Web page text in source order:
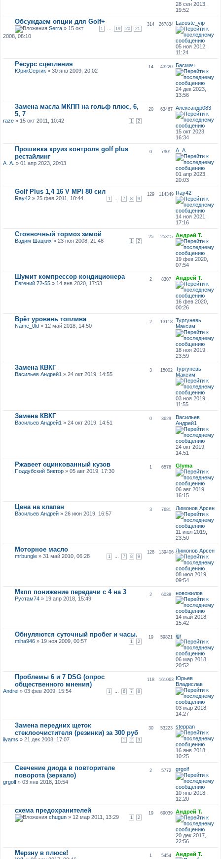
28 сен 2013,
19:52
Обсуждаем опции для Golf+
1 19 20 21
Serra» 15 окт
2008, 08:10
314 267834 Lacoste_vip
05 ноя 2012,
11:24
Ресурс сцепления
ЮрикСергик» 30 янв 2009, 20:02
14 43220 Басмач
24 дек 2023,
13:56
Замена масла МКПП на гольф плюс, 6,
5, 7
1 2
raze» 15 окт 2011, 10:42
20 63467 Александр083
15 окт 2023,
16:34
Прошивка круиз контроля golf plus
рестайлинг
А. А. » 01 апр 2023, 20:03
0 7901 А. А.
01 апр 2023,
20:03
Golf Plus 1,4 16 V MPI 80 сил
1 7 8 9
Ray42» 25 фев 2011, 10:44
129 114349 Ray42
14 ноя 2021,
17:16
Стояночный тормоз зимой
1 2
Вадим Шацких » 23 ноя 2008, 21:48
25 25315 Андрей Т.
19 фев 2020,
07:54
Шумит компрессор кондиционера
Евгений 72-55» 14 янв 2020, 17:53
2 8307 Андрей Т.
16 фев 2020,
00:26
Врёт уровень топлива
Name_0ld» 12 май 2018, 14:50
2 13118
Тургуневь
Максим
18 ноя 2019,
23:59
Замена КВКГ
Васильев Андрей1 » 24 окт 2019, 14:55
3 15002
Тургуневь
Максим
03 ноя 2019,
11:55
Замена КВКГ
Васильев Андрей1 » 24 окт 2019, 14:51
0 3629
Васильев
Андрей1
24 окт 2019,
14:51
Ржавеет оцинкованный кузов
Поддубский Виктор» 05 авг 2019, 17:30
1 6576 Glyma
06 авг 2019,
16:15
Цена на клапан
Васильев Андрей» 26 июн 2019, 16:57
3 7681 Лимонов Арсен
11 июл 2019,
23:50
Моторное масло
1 7 8 9
mrbungle» 31 май 2010, 06:28
128 139406 Лимонов Арсен
08 июл 2019,
09:54
Мкпп понижение передачи с 4 на 3
Рустам74» 19 апр 2018, 15:49
2 6038 новожилов
14 май 2018,
15:42
Обнуляются суточный пробег и часы.
1 2
miha946» 19 ноя 2009, 00:57
19 59821 igr
06 мар 2018,
20:52
Проблемы 6 и 7 DSG (опрос
общественного мнения)
1 6 7 8
Andrei» 03 фев 2009, 15:54
118 161063 Юрьев
Владислав
03 мар 2018,
14:27
Замена передних щеток
стеклоочистителя (резинки) за 300 руб
1 2 3
ilyams » 21 дек 2008, 17:07
30 53223 steppan
16 янв 2018,
10:25
Свечение диода в повторителе
поворота (зеркало)
grgolf» 03 янв 2018, 10:54
2 5772 grgolf
10 янв 2018,
12:20
схема предохранителей
1 2
chugun» 12 мар 2011, 13:29
19 69039 Андрей Т.
20 дек 2017,
22:56
Мерзну в плюсе! 1 5454 Андрей Т.